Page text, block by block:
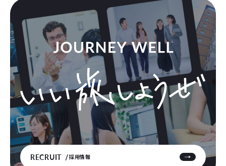
RECRUIT 採用情報